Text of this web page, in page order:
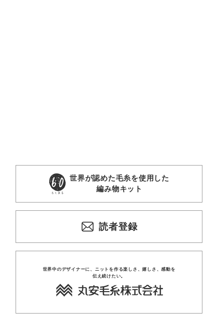
世界が認めた毛糸を使用した
編み物キット
読者登録
世界中のデザイナーに、 ニットを作る楽しさ、嬉しさ、感動を
伝え続けたい。